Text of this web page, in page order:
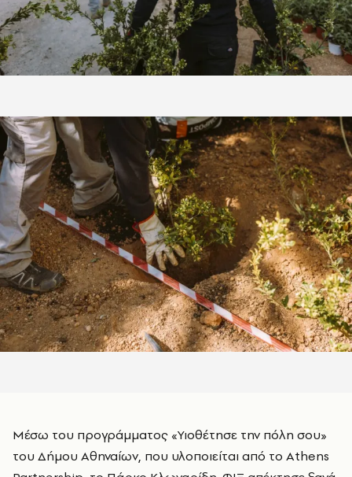
Μέσω του προγράμματος «Υιοθέτησε την πόλη σου»
του Δήμου Αθηναίων, που υλοποιείται από το Athens